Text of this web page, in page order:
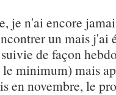
je n'ai encore
un mais j'ai
de façon
le minimum) mais
en novembre, le